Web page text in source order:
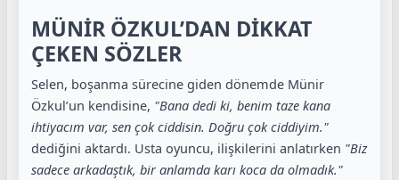
MÜNİR ÖZKUL’DAN DİKKAT
ÇEKEN SÖZLER
Selen, boşanma sürecine giden dönemde Münir
Özkul’un kendisine, "Bana dedi ki, benim taze kana
ihtiyacım var, sen çok ciddisin. Doğru çok ciddiyim."
dediğini aktardı. Usta oyuncu, ilişkilerini anlatırken "Biz
sadece arkadaştık, bir anlamda karı koca da olmadık."